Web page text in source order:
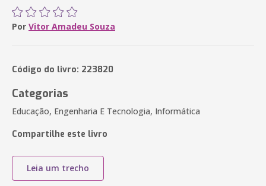
Por Vitor Amadeu Souza
Código do livro: 223820
Categorias
Educação, Engenharia E Tecnologia, Informática
Compartilhe este livro
Leia um trecho